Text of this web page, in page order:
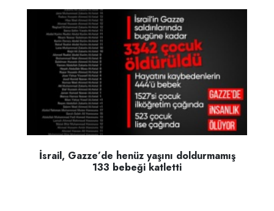
İsrail, Gazze’de henüz yaşını doldurmamış
133 bebeği katletti